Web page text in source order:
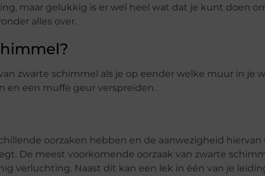
maar gelukkig is er wel heel wat dat je kunt doen
alles over.
zwarte schimmel als je op eender welke muur in je
en een muffe geur verspreiden.
oorzaken hebben en de aanwezigheid
De meest voorkomende oorzaak van zwarte
verluchting. Naast dit kan een lek in één van je